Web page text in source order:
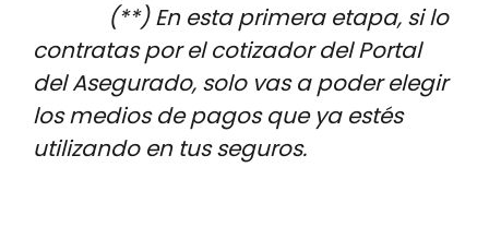
(**)En esta primera etapa, si lo
contratas por el cotizador del Portal
del Asegurado, solo vas a poder elegir
los medios de pagos que ya estés
utilizando en tus seguros.